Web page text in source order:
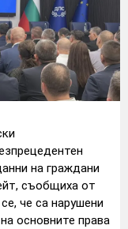
на граждани
съобщиха от
че са нарушени
основните права